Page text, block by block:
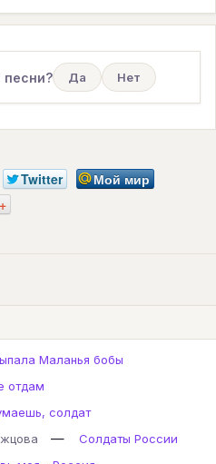
песни? Да Нет
Twitter
Мой мир
Маланья бобы
отдам
солдат
—
Солдаты России